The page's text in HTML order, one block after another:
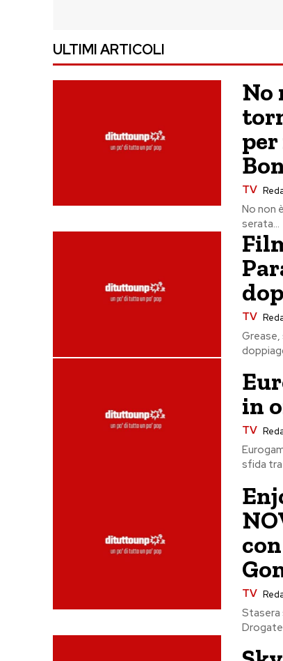
ULTIMI ARTICOLI
No
TV
No non
serata...
TV
Grease,
in
TV
sfida tra
TV
Stasera